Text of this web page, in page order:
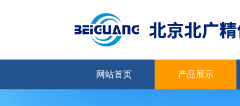
网站首页 产品展示